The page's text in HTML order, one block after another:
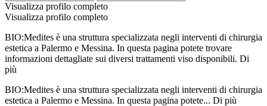
Visualizza profilo completo
Visualizza profilo completo
BIO:Medites è una struttura specializzata negli interventi di chirurgia
estetica a Palermo e Messina. In questa pagina potete trovare
informazioni dettagliate sui diversi trattamenti viso disponibili. Di
più
BIO:Medites è una struttura specializzata negli interventi di chirurgia
estetica a Palermo e Messina. In questa pagina potete... Di più